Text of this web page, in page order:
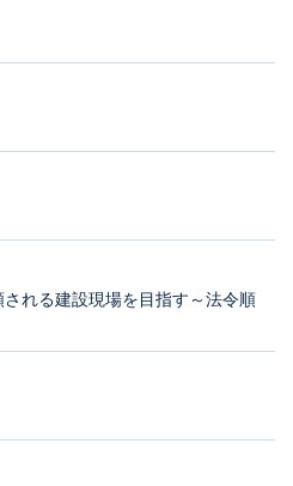
される建設現場を目指す～法令順